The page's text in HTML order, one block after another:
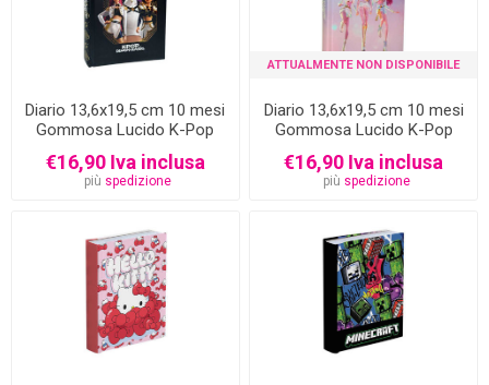
Diario 13,6x19,5 cm 10 mesi
Gommosa Lucido K-Pop
Demon Hunters
€16,90 Iva inclusa
più spedizione
ATTUALMENTE NON DISPONIBILE
Diario 13,6x19,5 cm 10 mesi
Gommosa Lucido K-Pop
Demon Hunters
€16,90 Iva inclusa
più spedizione